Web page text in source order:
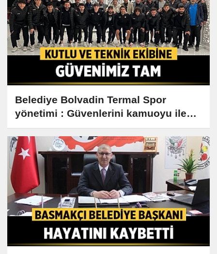
Belediye Bolvadin Termal Spor
yönetimi : Güvenlerini kamuoyu ile
paylaştılar